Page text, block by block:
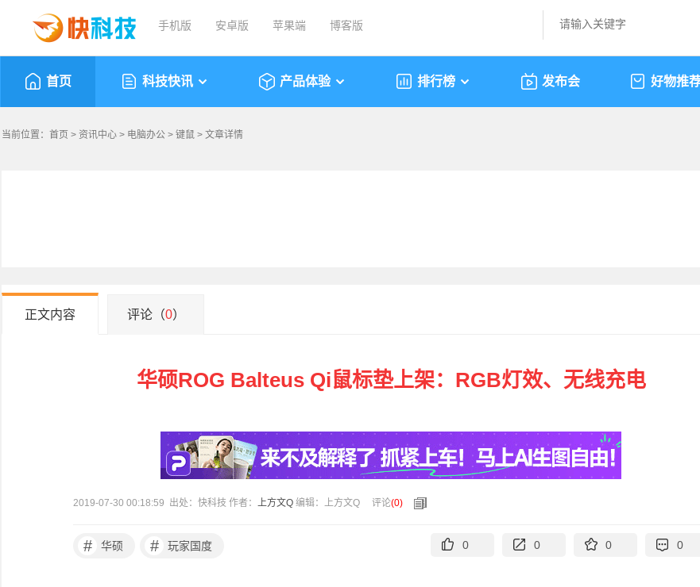
手机版 安卓版 苹果端 博客版
首页 科技快讯 产品体验 排行榜 发布会 好物推
当前位置： 首页 > 资讯中心 > 电脑办公 > 键鼠 > 文章详情
正文内容 评论（0）
华硕ROG Balteus Qi鼠标垫上架：RGB灯效、无线充电
2019-07-30 00:18:59 出处：快科技 作者： 上方文Q 编辑：上方文Q 评论(0)
# 华硕 # 玩家国度 0 0 0 0